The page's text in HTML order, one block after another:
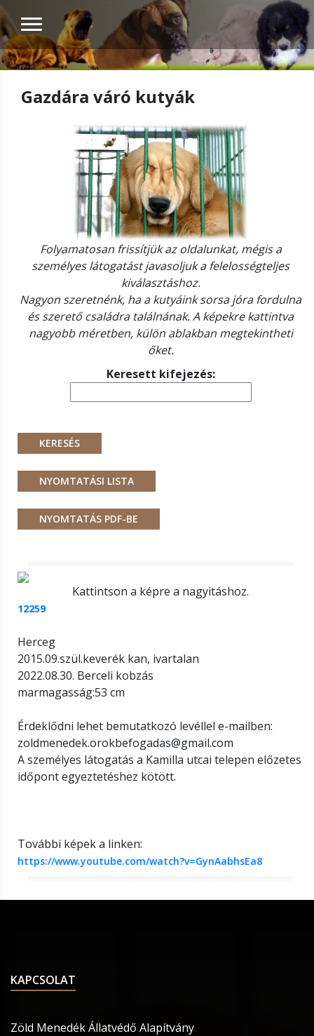
Gazdára váró kutyák
Folyamatosan frissítjük az oldalunkat, mégis a
személyes látogatást javasoljuk a felelosségteljes
kiválasztáshoz.
Nagyon szeretnénk, ha a kutyáink sorsa jóra fordulna
és szerető családra találnának. A képekre kattintva
nagyobb méretben, külön ablakban megtekintheti
őket.
Keresett kifejezés:
Kattintson a képre a nagyitáshoz.
12259
Herceg
2015.09.szül.keverék kan, ivartalan
2022.08.30. Berceli kobzás
marmagasság:53 cm
Érdeklődni lehet bemutatkozó levéllel e-mailben:
zoldmenedek.orokbefogadas@gmail.com
A személyes látogatás a Kamilla utcai telepen előzetes
időpont egyeztetéshez kötött.
További képek a linken:
https://www.youtube.com/watch?v=GynAabhsEa8
KAPCSOLAT
Zöld Menedék Állatvédő Alapítvány